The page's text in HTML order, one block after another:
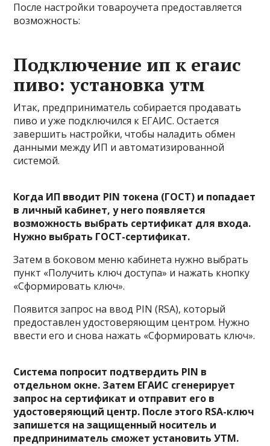
После настройки товароучета предоставляется
возможность:
Подключение ип к егаис
пиво: установка утм
Итак, предприниматель собирается продавать
пиво и уже подключился к ЕГАИС. Остается
завершить настройки, чтобы наладить обмен
данными между ИП и автоматизированной
системой.
Когда ИП вводит PIN токена (ГОСТ) и попадает
в личный кабинет, у него появляется
возможность выбрать сертификат для входа.
Нужно выбрать ГОСТ-сертификат.
Затем в боковом меню кабинета нужно выбрать
пункт «Получить ключ доступа» и нажать кнопку
«Сформировать ключ».
Появится запрос на ввод PIN (RSA), который
предоставлен удостоверяющим центром. Нужно
ввести его и снова нажать «Сформировать ключ».
Система попросит подтвердить PIN в
отдельном окне. Затем ЕГАИС сгенерирует
запрос на сертификат и отправит его в
удостоверяющий центр. После этого RSA-ключ
запишется на защищенный носитель и
предприниматель сможет установить УТМ.